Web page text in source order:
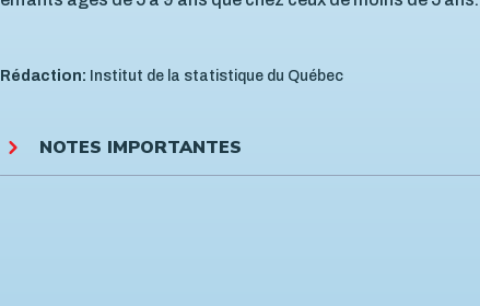
Rédaction: Institut de la statistique du Québec
NOTES IMPORTANTES